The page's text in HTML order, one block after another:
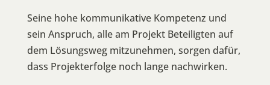
Seine hohe kommunikative Kompetenz und
sein Anspruch, alle am Projekt Beteiligten auf
dem Lösungsweg mitzunehmen, sorgen dafür,
dass Projekterfolge noch lange nachwirken.